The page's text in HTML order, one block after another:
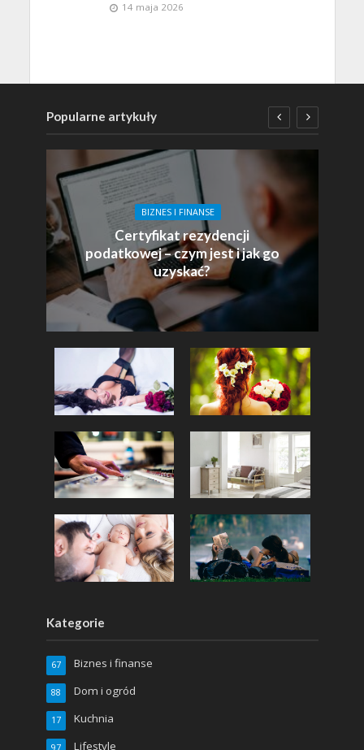
14 maja 2026
Popularne artykuły
BIZNES I FINANSE
Certyfikat rezydencji
podatkowej – czym jest i jak go
uzyskać?
Kategorie
Biznes i finanse
67
Dom i ogród
88
Kuchnia
17
Lifestyle